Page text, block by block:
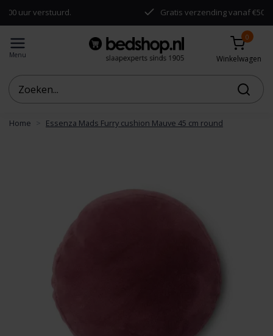
verstuurd. Gratis verzending vanaf €50,-
Menu
0
Winkelwagen
Home Essenza Mads Furry cushion Mauve 45 cm round